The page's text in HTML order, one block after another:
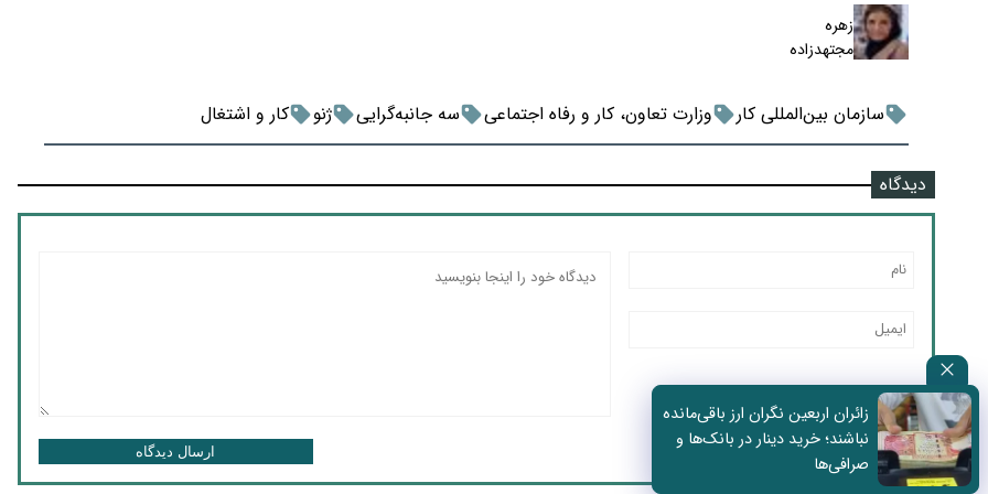
زهره
مجتهدزاده
سازمان بین‌المللی کار وزارت تعاون، کار و رفاه اجتماعی سه جانبه‌گرایی ژنو کار و اشتغال
دیدگاه
ارسال دیدگاه
زائران اربعین نگران ارز باقی‌مانده
نباشند؛ خرید دینار در بانک‌ها و
صرافی‌ها